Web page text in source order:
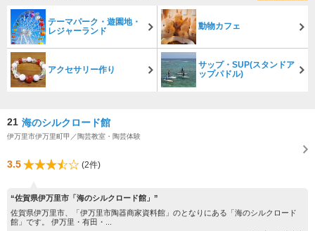
テーマパーク・遊園地・
レジャーランド
動物カフェ
アクセサリー作り
サップ・SUP(スタンドア
ップパドル)
21 海のシルクロード館
伊万里市伊万里町甲／陶芸教室・陶芸体験
3.5 (2件)
“佐賀県伊万里市「海のシルクロード館」”
佐賀県伊万里市、「伊万里市陶器商家資料館」のとなりにある「海のシルクロード
館」です。 伊万里・有田・...